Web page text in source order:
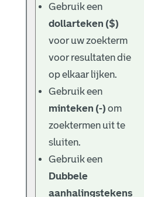
Gebruik een
dollarteken ($)
voor uw zoekterm
voor resultaten die
op elkaar lijken.
Gebruik een
minteken (-) om
zoektermen uit te
sluiten.
Gebruik een
Dubbele
aanhalingstekens